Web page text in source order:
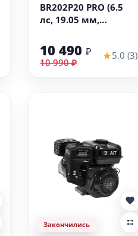
BR202P20 PRO (6.5
лс, 19.05 мм,
10 490₽
10 990 ₽ ★5.0 (3)
Закончились